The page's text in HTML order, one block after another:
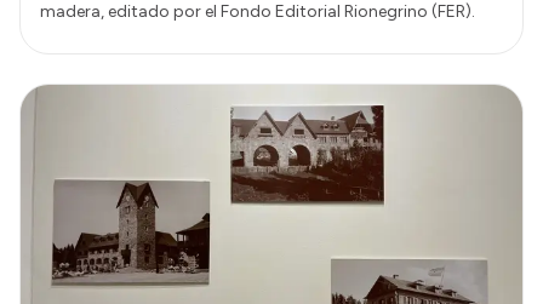
madera, editado por el Fondo Editorial Rionegrino (FER).